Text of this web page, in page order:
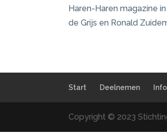
Haren-Haren magazine
de Grijs en Ronald
Start Deelnemen Info
Copyright © 2023